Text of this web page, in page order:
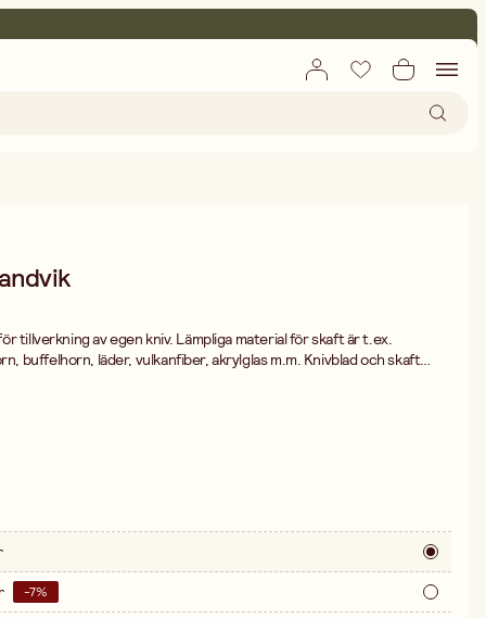
tillverkning av egen kniv. Lämpliga material för skaft är t.ex.
buffelhorn, läder, vulkanfiber, akrylglas m.m. Knivblad och skaft
-7%